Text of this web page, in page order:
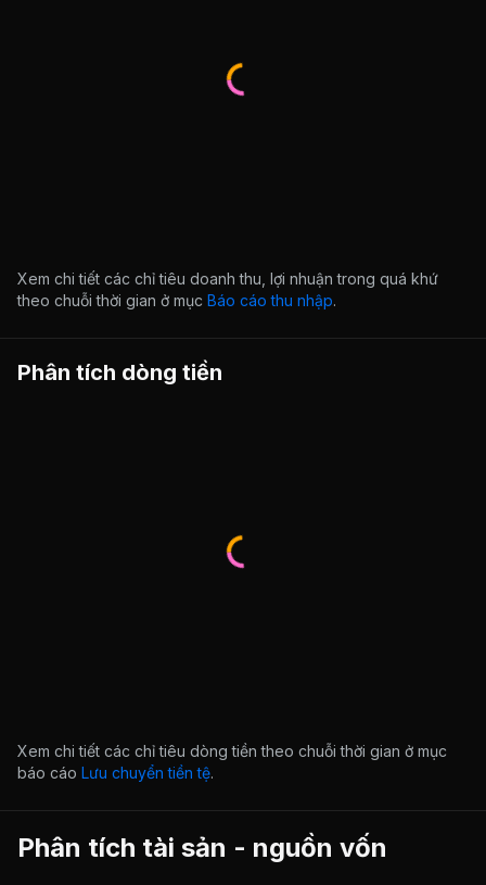
Xem chi tiết các chỉ tiêu doanh thu, lợi nhuận trong quá khứ
theo chuỗi thời gian ở mục Báo cáo thu nhập.
Phân tích dòng tiền
Xem chi tiết các chỉ tiêu dòng tiền theo chuỗi thời gian ở mục
báo cáo Lưu chuyển tiền tệ.
Phân tích tài sản - nguồn vốn